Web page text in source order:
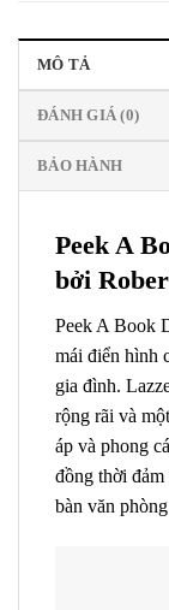
MÔ TẢ
ĐÁNH GIÁ (0)
BẢO HÀNH
Peek A
bởi
Peek A Book
mái điển hình
gia đình.
rộng rãi và
áp và phong
đồng thời đảm
bàn văn